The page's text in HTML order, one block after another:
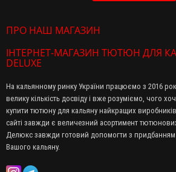
ПРО НАШ МАГАЗИН
ІНТЕРНЕТ-МАГАЗИН ТЮТЮН ДЛЯ
DELUXE
На кальянному ринку України працюємо з 2016
велику кількість досвіду і вже розуміємо, чого
купити тютюну для кальяну найкращих
сайті завжди є величезний асортимент
Делюкс завжди готовий допомогти з
Вашого кальяну.